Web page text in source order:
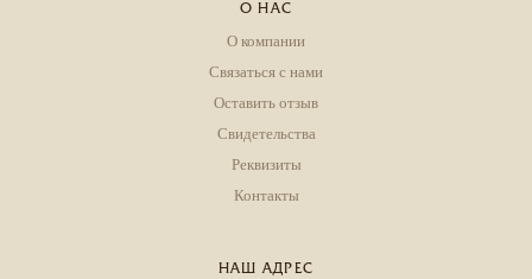
О НАС
О компании
Связаться с нами
Оставить отзыв
Свидетельства
Реквизиты
Контакты
НАШ АДРЕС